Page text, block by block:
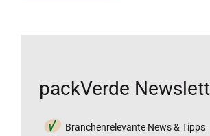
packVerde
Branchenrelevante News & Tipps